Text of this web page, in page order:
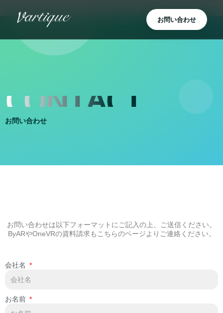
ス
お問い合わせ
CONTACT
お問い合わせ
お問い合わせは以下フォーマットにご記入の上、ご送信ください。
ByARやOneVRの資料請求もこちらのページよりご連絡ください。
会社名
お名前